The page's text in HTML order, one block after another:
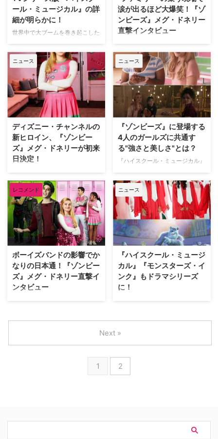
れる。 【関連記事】『ディセン
ダント2』ダヴ・キャメロン＆ソ
フィア・カーソン直…
る主要キャストが発表となった。
米Hollywood Repor…
ール・ミュージカル』の詳
細が明らかに！
世界中で大ブームを巻き起こした
ナルムービー『ハイスクール・ミ
ュージカル』（以下
『HSM』）。ザック・エフロン
やヴァネッサ・ハジェンズら人気
スターを輩出した本作が、TVシ
リーズとして新たに生まれ変わ
る。米TV Lineがその詳細を伝え
た。 【関連動画】あのイースト
高校の面々が再集結！『ハイス…
涙が出るほど大爆笑！『ゾ
ンビーズ』メグ・ドネリー
直撃インタビュー
ゾンビと人間の女の子の恋を描く
ディズニーの青春ミュージカル
TV映画『ゾンビーズ』の英語歌
詞付バージョン（二ヵ国語版）
が、ディズニー・チャンネルにて
8月4日（土）20：00より日本初
放送となる。『ハイスクール・ミ
ュージカル』『ディセンダント』
ヒロインのアディソンを演じるメ
グ・ドネリーを直撃！…
ニュース
ディズニー・チャンネルの
新ヒロイン、『ゾンビー
ズ』メグ・ドネリーが初来
日決定！
ディズニーが『ハイスクール・ミ
ュージカル』『ディセンダント』
といった大ヒット青春ミュージカ
ルに続けて贈る、ゾンビと人間の
女の子の恋を描いた青春ミュージ
カルTV映画『ゾンビーズ』。同
作でヒロインを演じたメグ・ドネ
リーが初来日することが決定し
ドの影響でかなりの日本通！『ゾ
ンビーズ』メグ・ドネリ…
ニュース
『ゾンビーズ』に登場する
4人のガールズに共通す
る"強さと美しさ"とは？
『ハイスクール・ミュージカル』
ット青春ミュージカル映画を生み
出してきたディズニーが新たに贈
る、ゾンビと人間の女の子の恋を
描いた青春ミュージカルTV映画
『ゾンビーズ』が、ディズニー・
チャンネルにて本日5月19日
（土）19：30より日本初放送と
ンドの影響でかなりの…
レコメンド
ボーイズバンドの影響でか
なりの日本通！『ゾンビー
ズ』メグ・ドネリー直撃イ
ンタビュー
『ハイスクール・ミュージカル』
ット青春ミュージカル映画を生み
『ゾンビーズ』が、ディズニー・
ニュース
『ハイスクール・ミュージ
カル』『モンスターズ・イ
ンク』もドラマシリーズ
に！
かつて人気を博したドラマや映画
次々と立ち上がる中、人気ミュー
が明らかとなった。米TV Lineな
どが報じている。 【関連記事】
1 2
Next »